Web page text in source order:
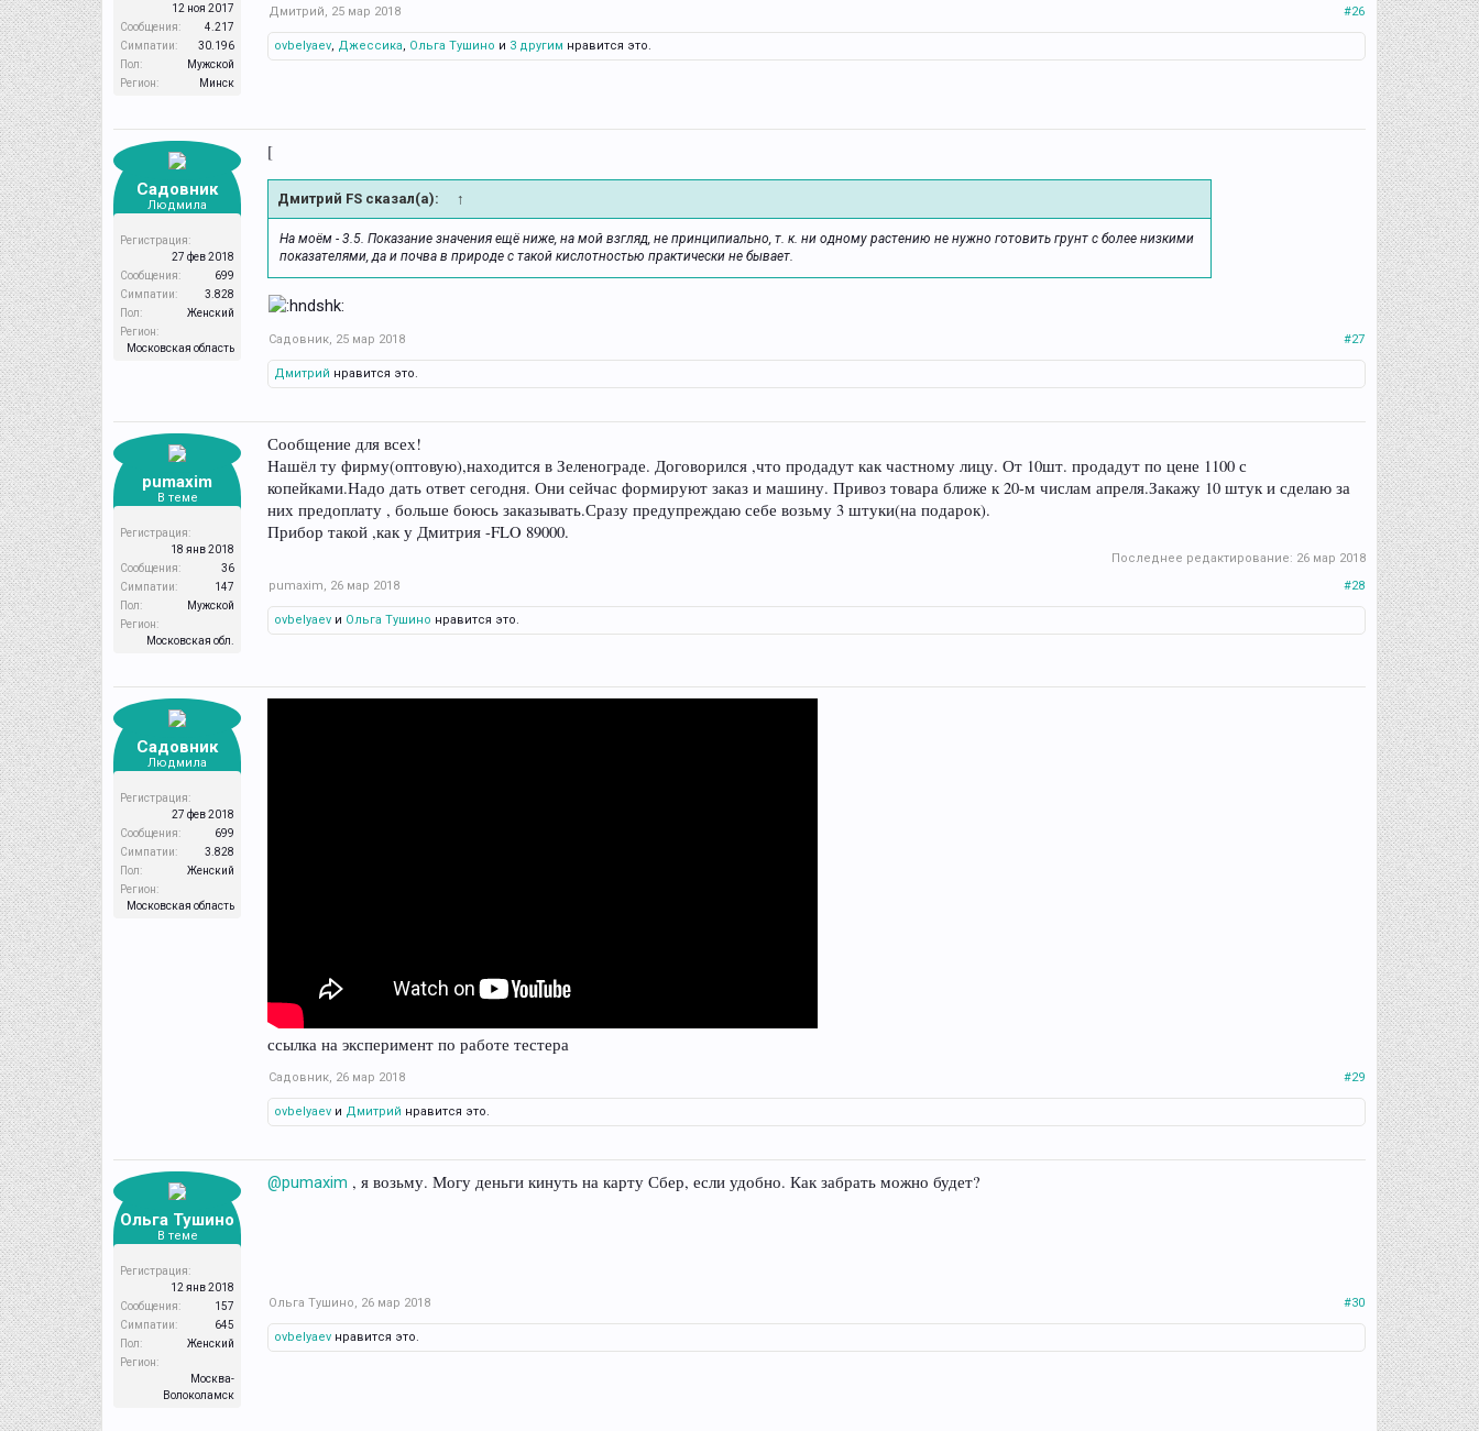
12 ноя 2017
Сообщения:
4.217
Симпатии:
30.196
Пол:
Мужской
Регион:
Минск
Дмитрий, 25 мар 2018 #26
ovbelyaev, Джессика, Ольга Тушино и 3 другим нравится это.
Садовник
Людмила
Регистрация:
27 фев 2018
Сообщения:
699
Симпатии:
3.828
Пол:
Женский
Регион:
Московская область
[
Дмитрий FS сказал(а): ↑
На моём - 3.5. Показание значения ещё ниже, на мой взгляд, не принципиально, т. к. ни одному растению не нужно готовить грунт с более низкими
показателями, да и почва в природе с такой кислотностью практически не бывает.
Садовник 25 мар 2018 #27
Дмитрий нравится это.
pumaxim
В теме
Регистрация:
18 янв 2018
Сообщения:
36
Симпатии:
147
Пол:
Мужской
Регион:
Московская обл.
Сообщение для всех!
Нашёл ту фирму(оптовую),находится в Зеленограде. Договорился ,что продадут как частному лицу. От 10шт. продадут по цене 1100 с
копейками.Надо дать ответ сегодня. Они сейчас формируют заказ и машину. Привоз товара ближе к 20-м числам апреля.Закажу 10 штук и сделаю за
них предоплату , больше боюсь заказывать.Сразу предупреждаю себе возьму 3 штуки(на подарок).
Прибор такой ,как у Дмитрия -FLO 89000.
Последнее редактирование: 26 мар 2018
pumaxim
26 мар 2018 #28
ovbelyaev и Ольга Тушино нравится это.
Садовник
Людмила
Регистрация:
27 фев 2018
Сообщения:
699
Симпатии:
3.828
Пол:
Женский
Регион:
Московская область
ссылка на эксперимент по работе тестера
Садовник 26 мар 2018 #29
ovbelyaev и Дмитрий нравится это.
Ольга Тушино
В теме
Регистрация:
12 янв 2018
Сообщения:
157
Симпатии:
645
Пол:
Женский
Регион:
Москва-
Волоколамск
@pumaxim , я возьму. Могу деньги кинуть на карту Сбер, если удобно. Как забрать можно будет?
Ольга Тушино 26 мар 2018 #30
ovbelyaev нравится это.